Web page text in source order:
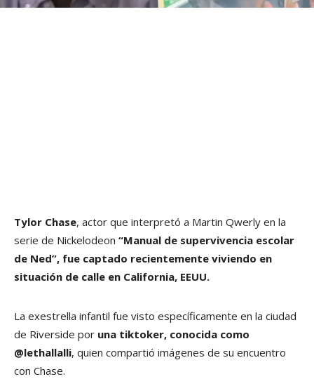
Tylor Chase, actor que interpretó a Martin Qwerly en la
serie de Nickelodeon “Manual de supervivencia escolar
de Ned”, fue captado recientemente viviendo en
situación de calle en California, EEUU.
La exestrella infantil fue visto específicamente en la ciudad
de Riverside por una tiktoker, conocida como
@lethallalli, quien compartió imágenes de su encuentro
con Chase.